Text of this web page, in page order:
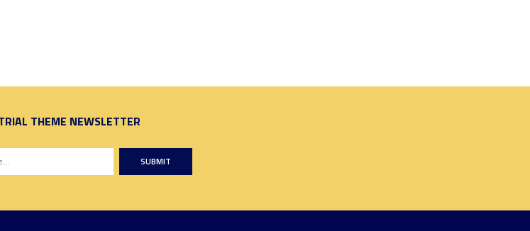
THEME NEWSLETTER
SUBMIT